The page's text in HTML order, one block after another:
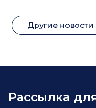
Другие новости
Рассылка